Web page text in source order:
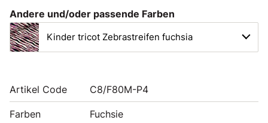
Andere und/oder passende Farben
Kinder tricot Zebrastreifen fuchsia
Artikel Code C8/F80M-P4
Farben Fuchsie